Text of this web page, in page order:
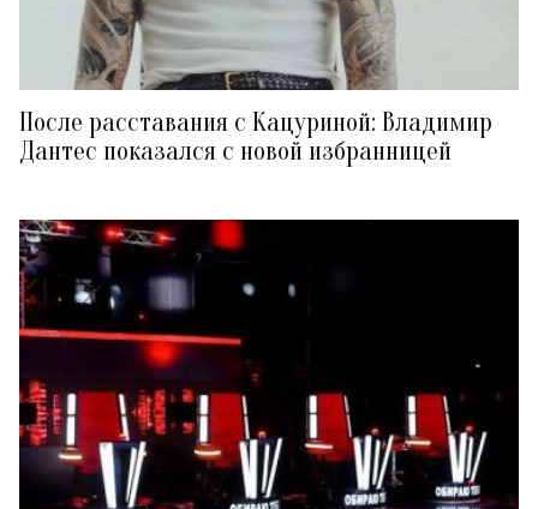
После расставания с Кацуриной: Владимир
Дантес показался с новой избранницей